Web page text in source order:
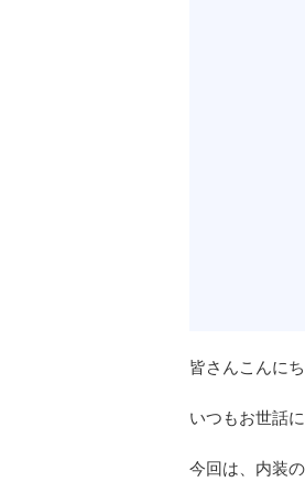
皆さんこんにち
いつもお世話
今回は、内装